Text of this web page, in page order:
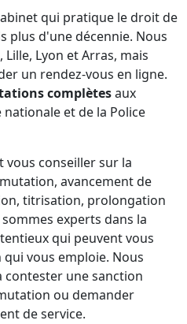
qui pratique le droit de
plus d'une décennie. Nous
Lyon et Arras, mais
un rendez-vous en ligne.
complètesaux
et de la Police
vous conseiller sur la
avancement de
titrisation, prolongation
experts dans la
qui peuvent vous
vous emploie. Nous
contester une sanction
ou demander
de service.